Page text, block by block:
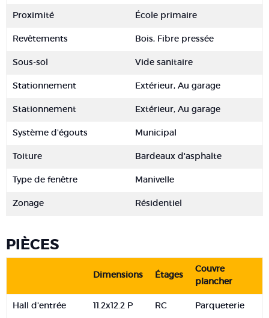
Proximité École primaire
Revêtements Bois, Fibre pressée
Sous-sol Vide sanitaire
Stationnement Extérieur, Au garage
Stationnement Extérieur, Au garage
Système d'égouts Municipal
Toiture Bardeaux d'asphalte
Type de fenêtre Manivelle
Zonage Résidentiel
PIÈCES
Dimensions Étages
Couvre
plancher
Hall d'entrée 11.2x12.2 P RC Parqueterie